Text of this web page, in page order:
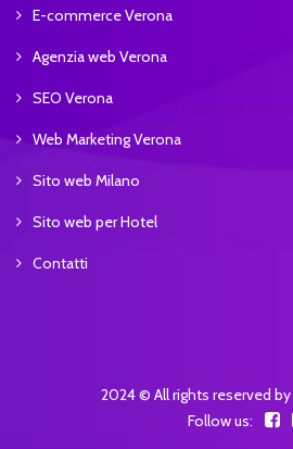
E-commerce Verona
Agenzia web Verona
SEO Verona
Web Marketing Verona
Sito web Milano
Sito web per Hotel
Contatti
2024 © All rights reserved by
Follow us: